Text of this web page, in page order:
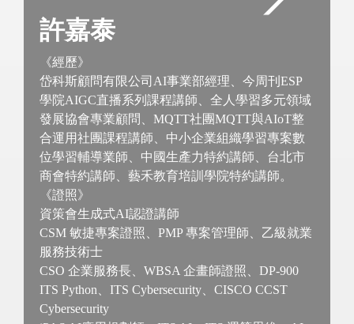
許嘉泰
《經歷》
岱科斯顧問有限公司AI事業部經理、今周刊ESP
學院AIGC直播系列課程講師、全人學習多元領域
發展協會專業顧問、MQTT社團MQTT與AIoT整
合運用社團課程講師、中小企業組織學習專案數
位學習輔導業師、中國生產力特約講師、台北市
商會特約講師、藝禾教育培訓學院特約講師。
《證照》
資策會生成式AI認證講師
CSM 敏捷專案證照、PMP 專案管理師、乙級就業
服務技術士
CSO 企業服務長、WBSA 企畫師證照、DP-900
ITS Python、ITS Cybersecurity、CISCO CCST
Cybersecurity